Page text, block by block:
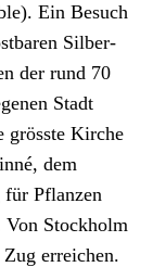
Ein Besuch
Sil­ber­
der rund 70
Stadt
grösste Kirche
dem
für Pflanzen
Von Stock­holm
erre­ichen.